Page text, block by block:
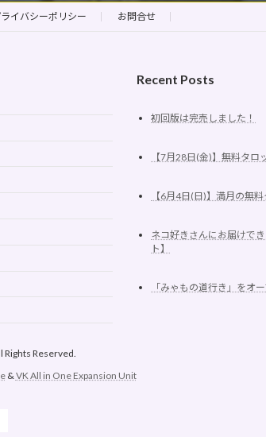
イバシーポリシー お問合せ
Recent Posts
初回版は完売しました！
【7月28日(金)】無料タ
【6月4日(日)】満月の無
ネコ好きさんにお届けで
ト】
「みゃもの道行き」をオ
Rights Reserved.
&VK All in One Expansion Unit